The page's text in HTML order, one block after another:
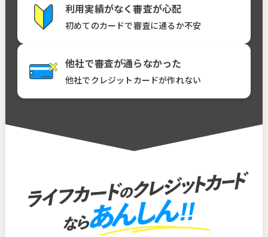
利用実績がなく審査が心配
初めてのカードで審査に通るか不安
他社で審査が通らなかった
他社でクレジットカードが作れない